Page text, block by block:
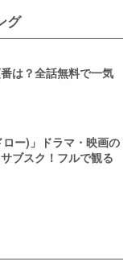
グ
は？全話無料で一気
ロー)」ドラマ・映画の
ブスク！フルで観る